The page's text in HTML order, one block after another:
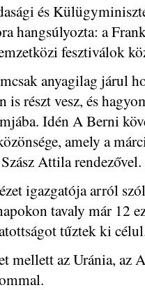
és
hangsúlyozta: a
fesztiválok
anyagilag járul
is részt vesz, és
Idén A Berni
amely a
Attila rendezővel.
igazgatója arról
tavaly már 12
tűztek ki
mellett az Uránia,